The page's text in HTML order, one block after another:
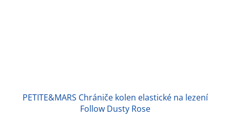
PETITE&MARS Chrániče kolen elastické na lezení
Follow Dusty Rose